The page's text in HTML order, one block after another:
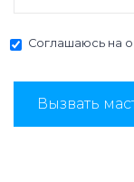
Соглашаюсь на
Вызвать